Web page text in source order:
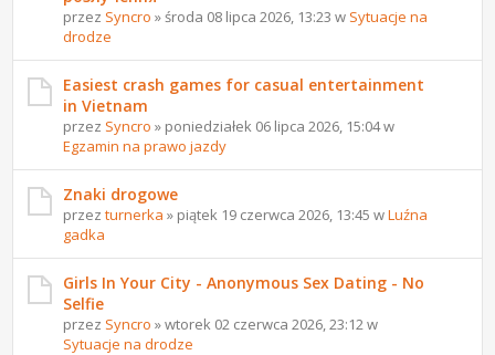
przez Syncro » środa 08 lipca 2026, 13:23 w Sytuacje na
drodze
Easiest crash games for casual entertainment
in Vietnam
przez Syncro » poniedziałek 06 lipca 2026, 15:04 w
Egzamin na prawo jazdy
Znaki drogowe
przezturnerka » piątek 19 czerwca 2026, 13:45 wLuźna
gadka
Girls In Your City - Anonymous Sex Dating - No
Selfie
przez Syncro » wtorek 02 czerwca 2026, 23:12 w
Sytuacje na drodze